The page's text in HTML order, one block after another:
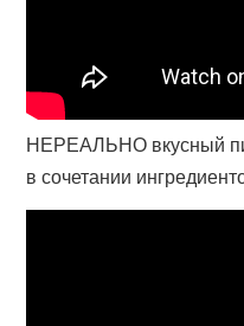
НЕРЕАЛЬНО вкусный
в сочетании